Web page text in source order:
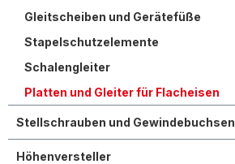
Gleitscheiben und Gerätefüße
Stapelschutzelemente
Schalengleiter
Platten und Gleiter für Flacheisen
Stellschrauben und Gewindebuchsen
Höhenversteller